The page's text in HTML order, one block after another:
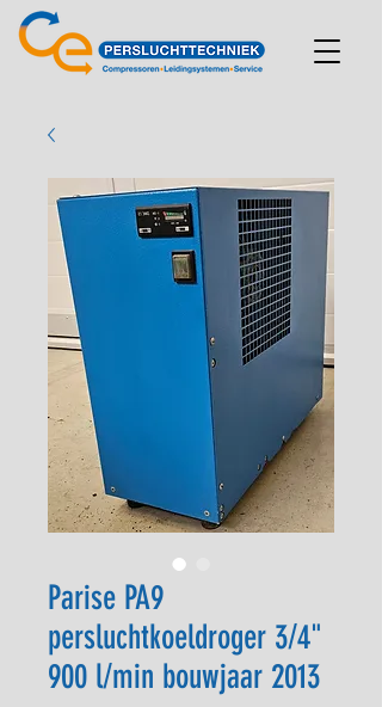
Parise PA9
persluchtkoeldroger 3/4"
900 l/min bouwjaar 2013